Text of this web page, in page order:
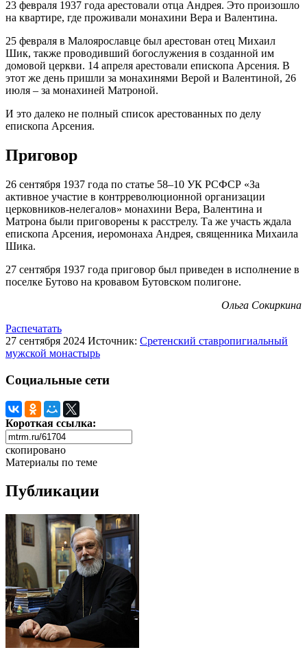
23 февраля 1937 года арестовали отца Андрея. Это произошло
на квартире, где проживали монахини Вера и Валентина.
25 февраля в Малоярославце был арестован отец Михаил
Шик, также проводивший богослужения в созданной им
домовой церкви. 14 апреля арестовали епископа Арсения. В
этот же день пришли за монахинями Верой и Валентиной, 26
июля – за монахиней Матроной.
И это далеко не полный список арестованных по делу
епископа Арсения.
Приговор
26 сентября 1937 года по статье 58–10 УК РСФСР «За
активное участие в контрреволюционной организации
церковников-нелегалов» монахини Вера, Валентина и
Матрона были приговорены к расстрелу. Та же участь ждала
епископа Арсения, иеромонаха Андрея, священника Михаила
Шика.
27 сентября 1937 года приговор был приведен в исполнение в
поселке Бутово на кровавом Бутовском полигоне.
Ольга Сокиркина
Распечатать
27 сентября 2024 Источник: Сретенский ставропигиальный
мужской монастырь
Социальные сети
Короткая ссылка:
скопировано
Материалы по теме
Публикации